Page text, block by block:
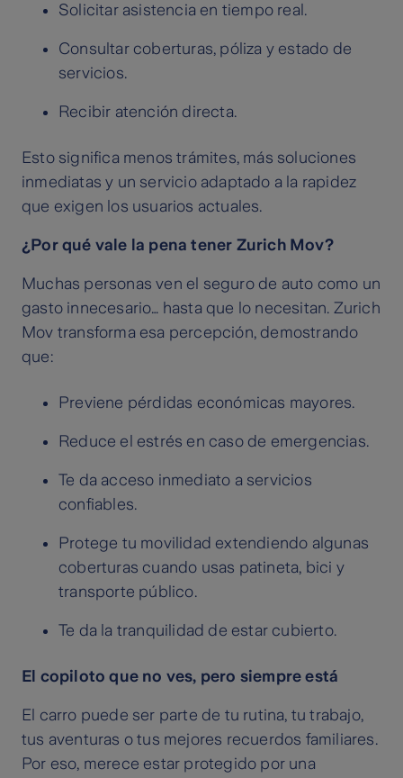
Solicitar asistencia en tiempo real.
Consultar coberturas, póliza y estado de
servicios.
Recibir atención directa.
Esto significa menos trámites, más soluciones
inmediatas y un servicio adaptado a la rapidez
que exigen los usuarios actuales.
¿Por qué vale la pena tener Zurich Mov?
Muchas personas ven el seguro de auto como un
gasto innecesario… hasta que lo necesitan. Zurich
Mov transforma esa percepción, demostrando
que:
Previene pérdidas económicas mayores.
Reduce el estrés en caso de emergencias.
Te da acceso inmediato a servicios
confiables.
Protege tu movilidad extendiendo algunas
coberturas cuando usas patineta, bici y
transporte público.
Te da la tranquilidad de estar cubierto.
El copiloto que no ves, pero siempre está
El carro puede ser parte de tu rutina, tu trabajo,
tus aventuras o tus mejores recuerdos familiares.
Por eso, merece estar protegido por una